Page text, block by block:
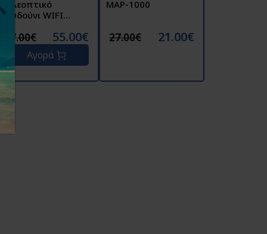
τηλεοπτικό
κουδούνι WIFI
77.00€ 55.00€
Αγορά
MAP-1000
27.00€ 21.00€